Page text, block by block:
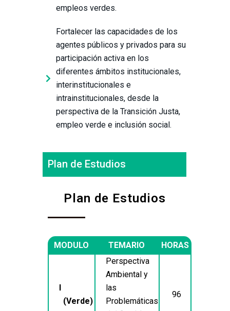
empleos verdes.
Fortalecer las capacidades de los
agentes públicos y privados para su
participación activa en los
diferentes ámbitos institucionales,
interinstitucionales e
intrainstitucionales, desde la
perspectiva de la Transición Justa,
empleo verde e inclusión social.
Plan de Estudios
Plan de Estudios
MODULO TEMARIO HORAS
(Verde)
Perspectiva
Ambiental y
las
Problemáticas
96